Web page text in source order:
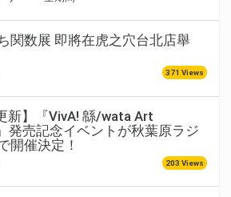
関数展 即將在虎之穴台北店舉
371 Views
新】『VivA! 緜/wata Art
発売記念イベントが秋葉原ラジ
開催決定！
203 Views